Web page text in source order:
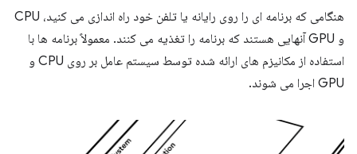
هنگامی که برنامه ای را روی رایانه یا تلفن خود راه اندازی می کنید، CPU
و GPU آنهایی هستند که برنامه را تغذیه می کنند. معمولاً برنامه ها با
استفاده از مکانیزم های ارائه شده توسط سیستم عامل بر روی CPU و
GPU اجرا می شوند.